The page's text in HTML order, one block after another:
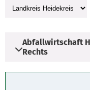
Abfallwirtschaft
Rechts